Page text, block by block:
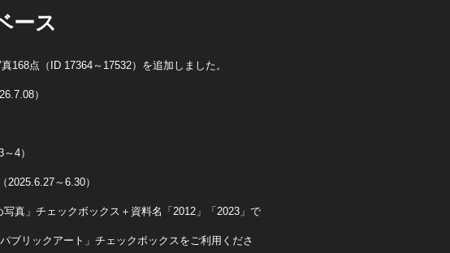
ース
168点（ID 17364～17532）を追加しました。
）
4）
～6.30）
真」チェックボックス＋資料名「2012」「2023」で
ブリックアート」チェックボックスをご利用くださ